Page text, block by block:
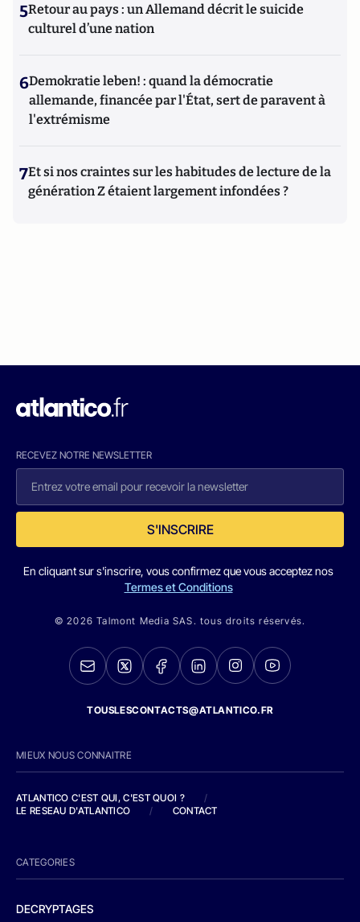
5Retour au pays : un Allemand décrit le suicide
culturel d’une nation
6Demokratie leben! : quand la démocratie
allemande, financée par l'État, sert de paravent à
l'extrémisme
7Et si nos craintes sur les habitudes de lecture de la
génération Z étaient largement infondées ?
RECEVEZ NOTRE NEWSLETTER
S'INSCRIRE
En cliquant sur s'inscrire, vous confirmez que vous acceptez nos
Termes et Conditions
© 2026 Talmont Media SAS. tous droits réservés.
TOUSLESCONTACTS@ATLANTICO.FR
MIEUX NOUS CONNAITRE
ATLANTICO C'EST QUI, C'EST QUOI ?
/
LE RESEAU D'ATLANTICO
/ CONTACT
CATEGORIES
DECRYPTAGES